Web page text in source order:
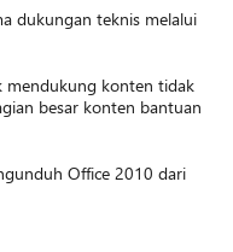
dukungan teknis melalui
mendukung konten tidak
besar konten bantuan
Office 2010 dari